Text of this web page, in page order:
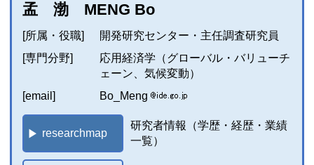
孟 渤 MENG Bo
[所属・役職]
開発研究センター・主任調査研究員
[専門分野]
応用経済学（グローバル・バリューチ
ェーン、気候変動）
[email]
Bo_Meng
researchmap
研究者情報（学歴・経歴・業績
一覧）